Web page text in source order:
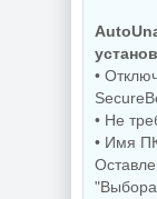
•
• Не
• Имя